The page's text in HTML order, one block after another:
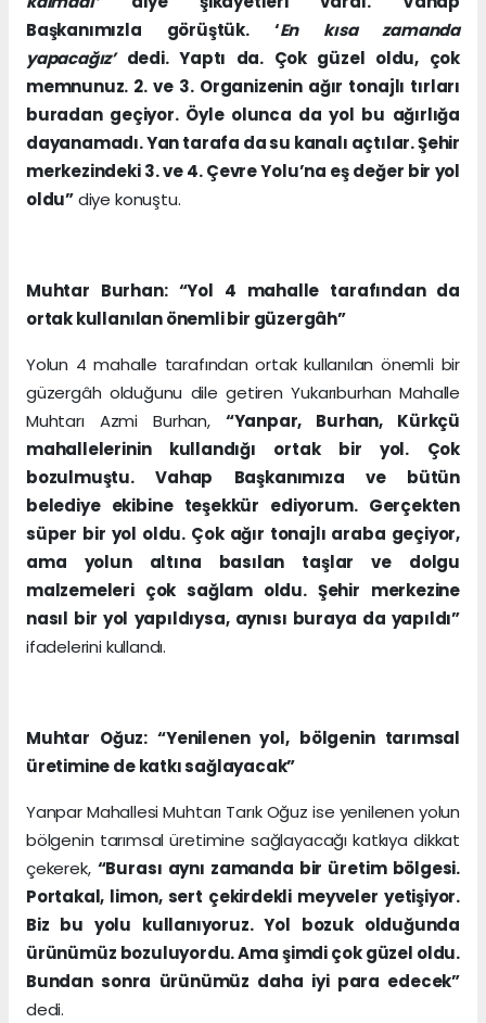
Başkanımızla görüştük. ‘En kısa zamanda
yapacağız’dedi. Yaptı da. Çok güzel oldu, çok
memnunuz. 2. ve 3. Organizenin ağır tonajlı tırları
buradan geçiyor. Öyle olunca da yol bu ağırlığa
dayanamadı. Yan tarafa da su kanalı açtılar. Şehir
merkezindeki 3. ve 4. Çevre Yolu’na eş değer bir yol
oldu”diye konuştu.
Muhtar Burhan: “Yol 4 mahalle tarafından da
ortak kullanılan önemli bir güzergâh”
Yolun 4 mahalle tarafından ortak kullanılan önemli bir
güzergâh olduğunu dile getiren Yukarıburhan Mahalle
Muhtarı Azmi Burhan, “Yanpar, Burhan, Kürkçü
mahallelerinin kullandığı ortak bir yol. Çok
bozulmuştu. Vahap Başkanımıza ve bütün
belediye ekibine teşekkür ediyorum. Gerçekten
süper bir yol oldu. Çok ağır tonajlı araba geçiyor,
ama yolun altına basılan taşlar ve dolgu
malzemeleri çok sağlam oldu. Şehir merkezine
nasıl bir yol yapıldıysa, aynısı buraya da yapıldı”
ifadelerini kullandı.
Muhtar Oğuz: “Yenilenen yol, bölgenin tarımsal
üretimine de katkı sağlayacak”
Yanpar Mahallesi Muhtarı Tarık Oğuz ise yenilenen yolun
bölgenin tarımsal üretimine sağlayacağı katkıya dikkat
çekerek, “Burası aynı zamanda bir üretim bölgesi.
Portakal, limon, sert çekirdekli meyveler yetişiyor.
Biz bu yolu kullanıyoruz. Yol bozuk olduğunda
ürünümüz bozuluyordu. Ama şimdi çok güzel oldu.
Bundan sonra ürünümüz daha iyi para edecek”
dedi.